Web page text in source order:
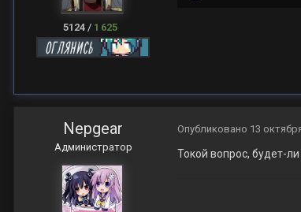
5124 / 1 625
Nepgear
Администратор
Опубликовано 13
Токой вопрос, будет-